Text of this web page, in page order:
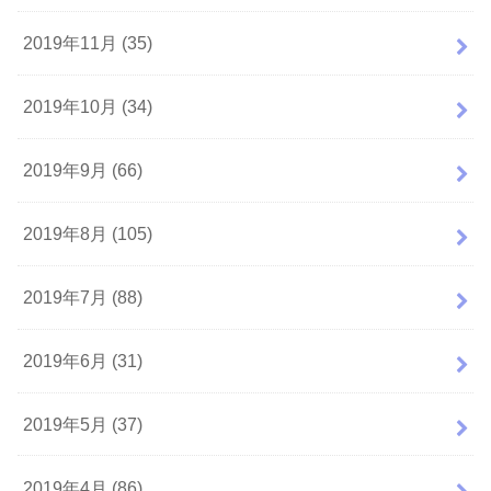
2019年11月 (35)
2019年10月 (34)
2019年9月 (66)
2019年8月 (105)
2019年7月 (88)
2019年6月 (31)
2019年5月 (37)